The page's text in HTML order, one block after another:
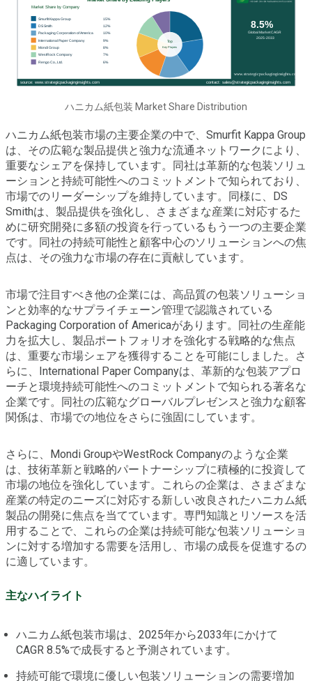
ハニカム紙包装 Market Share Distribution
ハニカム紙包装市場の主要企業の中で、Smurfit Kappa Group
は、その広範な製品提供と強力な流通ネットワークにより、
重要なシェアを保持しています。同社は革新的な包装ソリュ
ーションと持続可能性へのコミットメントで知られており、
市場でのリーダーシップを維持しています。同様に、DS
Smithは、製品提供を強化し、さまざまな産業に対応するた
めに研究開発に多額の投資を行っているもう一つの主要企業
です。同社の持続可能性と顧客中心のソリューションへの焦
点は、その強力な市場の存在に貢献しています。
市場で注目すべき他の企業には、高品質の包装ソリューショ
ンと効率的なサプライチェーン管理で認識されている
Packaging Corporation of Americaがあります。同社の生産能
力を拡大し、製品ポートフォリオを強化する戦略的な焦点
は、重要な市場シェアを獲得することを可能にしました。さ
らに、International Paper Companyは、革新的な包装アプロ
ーチと環境持続可能性へのコミットメントで知られる著名な
企業です。同社の広範なグローバルプレゼンスと強力な顧客
関係は、市場での地位をさらに強固にしています。
さらに、Mondi GroupやWestRock Companyのような企業
は、技術革新と戦略的パートナーシップに積極的に投資して
市場の地位を強化しています。これらの企業は、さまざまな
産業の特定のニーズに対応する新しい改良されたハニカム紙
製品の開発に焦点を当てています。専門知識とリソースを活
用することで、これらの企業は持続可能な包装ソリューショ
ンに対する増加する需要を活用し、市場の成長を促進するの
に適しています。
主なハイライト
ハニカム紙包装市場は、2025年から2033年にかけて
CAGR 8.5%で成長すると予測されています。
持続可能で環境に優しい包装ソリューションの需要増加